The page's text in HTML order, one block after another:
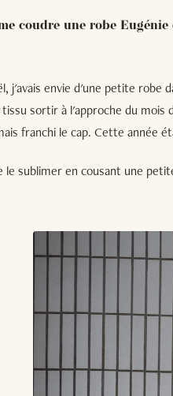
coudre une robe
j'avais envie d'une petite robe
sortir à l'approche du mois
franchi le cap. Cette année
sublimer en cousant une